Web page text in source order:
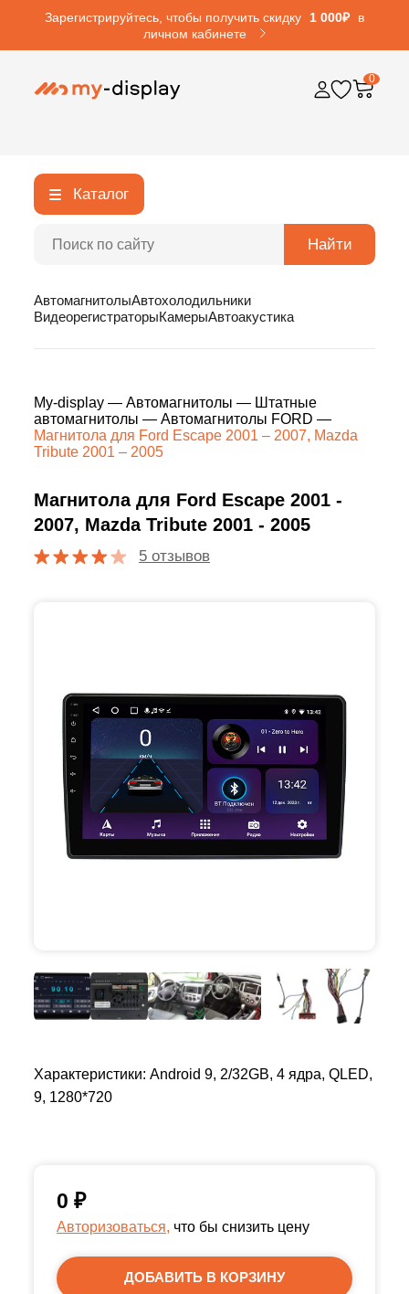
Зарегистрируйтесь, чтобы получить скидку 1 000₽
в
личном кабинете
0
Каталог
Найти
АвтомагнитолыАвтохолодильники
ВидеорегистраторыКамерыАвтоакустика
My-display — Автомагнитолы — Штатные
автомагнитолы — Автомагнитолы FORD —
Магнитола для Ford Escape 2001 – 2007, Mazda
Tribute 2001 – 2005
Магнитола для Ford Escape 2001 -
2007, Mazda Tribute 2001 - 2005
5 отзывов
Характеристики: Android 9, 2/32GB, 4 ядра, QLED,
9, 1280*720
0 ₽
Авторизоваться, что бы снизить цену
ДОБАВИТЬ В КОРЗИНУ